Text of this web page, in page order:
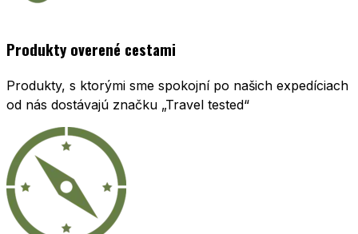
Produkty overené cestami
Produkty, s ktorými sme spokojní po našich expedíciach
od nás dostávajú značku „Travel tested“